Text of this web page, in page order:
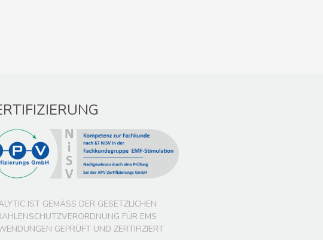
IST GEMÄSS DER GESETZLICHEN S
FÜR EMS A
GEPRÜFT UND ZERTIFIZIERT